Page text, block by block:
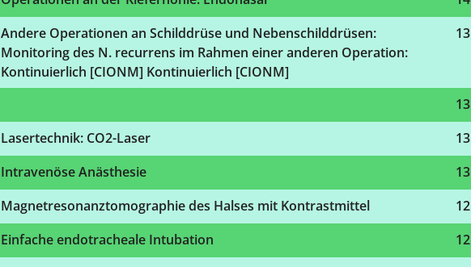
Andere Operationen an Schilddrüse und Nebenschilddrüsen:
Monitoring des N. recurrens im Rahmen einer anderen Operation:
Kontinuierlich [CIONM] Kontinuierlich [CIONM]
13
13
Lasertechnik: CO2-Laser
13
Intravenöse Anästhesie
13
Magnetresonanztomographie des Halses mit Kontrastmittel
12
Einfache endotracheale Intubation
12